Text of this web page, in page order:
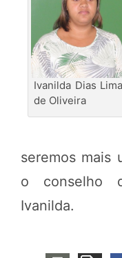
Ivanilda Dias Lima
de Oliveira
seremos mais
o conselho
Ivanilda.